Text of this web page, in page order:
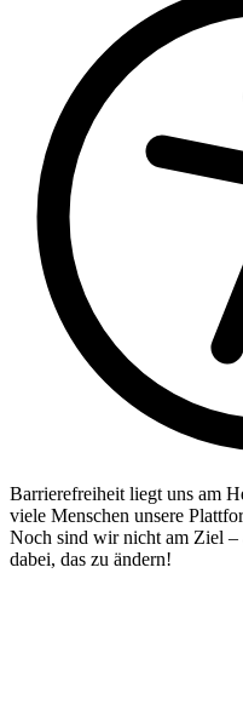
Barrierefreiheit liegt uns am
viele Menschen unsere
Noch sind wir nicht am Ziel
dabei, das zu ändern!